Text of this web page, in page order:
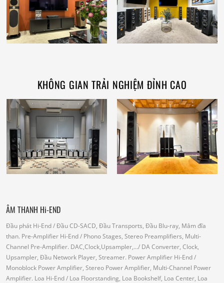
KHÔNG GIAN TRẢI NGHIỆM ĐỈNH CAO
ÂM THANH Hi-END
Đầu phát Hi-End/ Đầu CD-SACD, Đầu Transports, Đầu Blu-ray, Mâm đĩa
than. Pre-Amplifier Hi-End/ Phono Stages, Stereo Preamplifiers, Multi-
Channel Pre-Amplifier. DAC,Clock,Upsampler,.../ DA Converter, Clock,
Upsampler, Đầu Network Player, Streamer. Power Amplifier Hi-End/
Monoblock Power Amplifier, Stereo Power Amplifier, Multi-Channel Power
Amplifier. Loa Hi-End/ Loa Floorstanding, Loa Bookshelf, Loa Center, Loa